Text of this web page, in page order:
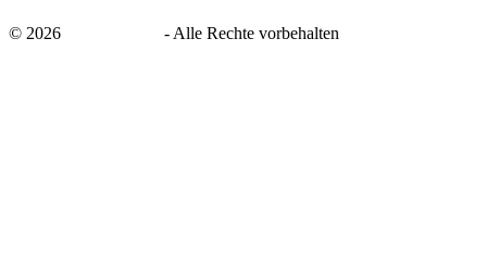
© 2026 - Alle Rechte vorbehalten